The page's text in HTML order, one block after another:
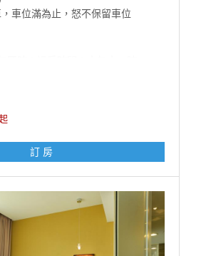
車位滿為止，怒不保留車位
四時；退房時間：中午十一時
網訂房，請來電預訂，訂房專線
府政策自2025年1月1日起本集團
及瓶裝水
訂 房